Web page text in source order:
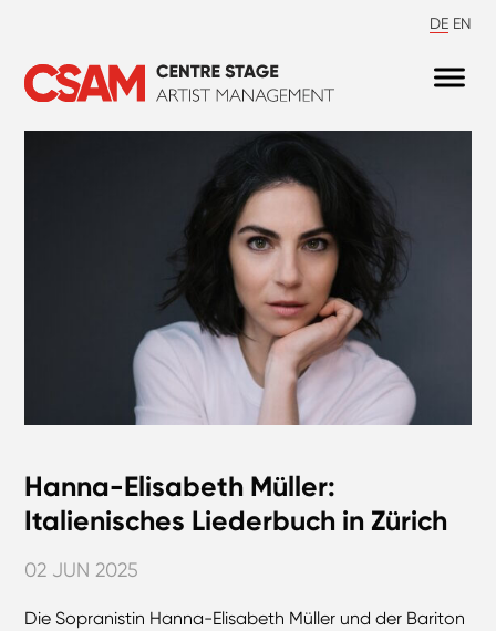
DE EN
Hanna-Elisabeth Müller:
Italienisches Liederbuch in Zürich
02 JUN 2025
Die Sopranistin Hanna-Elisabeth Müller und der Bariton